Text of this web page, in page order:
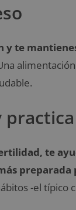
y te
te
preparada
-el típico